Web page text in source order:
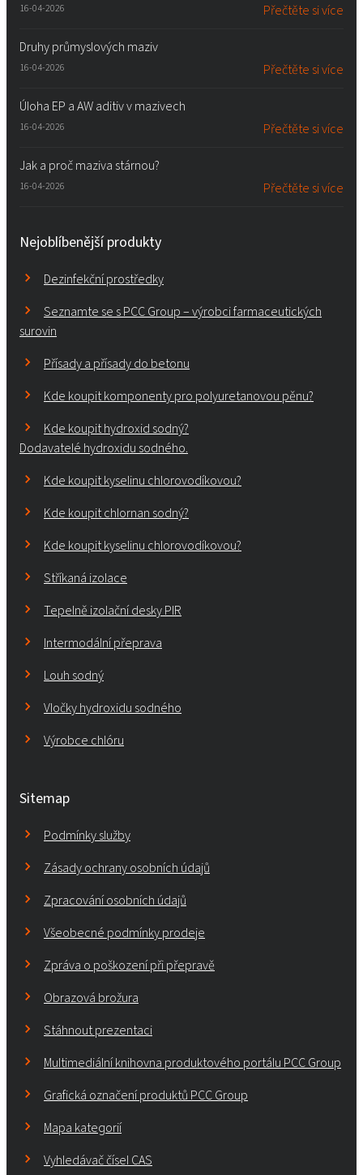
16-04-2026 Přečtěte si více
Druhy průmyslových maziv
16-04-2026 Přečtěte si více
Úloha EP a AW aditiv v mazivech
16-04-2026 Přečtěte si více
Jak a proč maziva stárnou?
16-04-2026 Přečtěte si více
Nejoblíbenější produkty
Dezinfekční prostředky
Seznamte se s PCC Group – výrobci farmaceutických
surovin
Přísady a přísady do betonu
Kde koupit komponenty pro polyuretanovou pěnu?
Kde koupit hydroxid sodný?
Dodavatelé hydroxidu sodného.
Kde koupit kyselinu chlorovodíkovou?
Kde koupit chlornan sodný?
Kde koupit kyselinu chlorovodíkovou?
Stříkaná izolace
Tepelně izolační desky PIR
Intermodální přeprava
Louh sodný
Vločky hydroxidu sodného
Výrobce chlóru
Sitemap
Podmínky služby
Zásady ochrany osobních údajů
Zpracování osobních údajů
Všeobecné podmínky prodeje
Zpráva o poškození při přepravě
Obrazová brožura
Stáhnout prezentaci
Multimediální knihovna produktového portálu PCC Group
Grafická označení produktů PCC Group
Mapa kategorií
Vyhledávač čísel CAS